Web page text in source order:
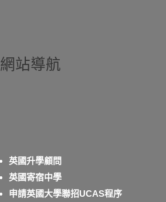
網站導航
英國升學顧問
英國寄宿中學
申請英國大學聯招UCAS程序